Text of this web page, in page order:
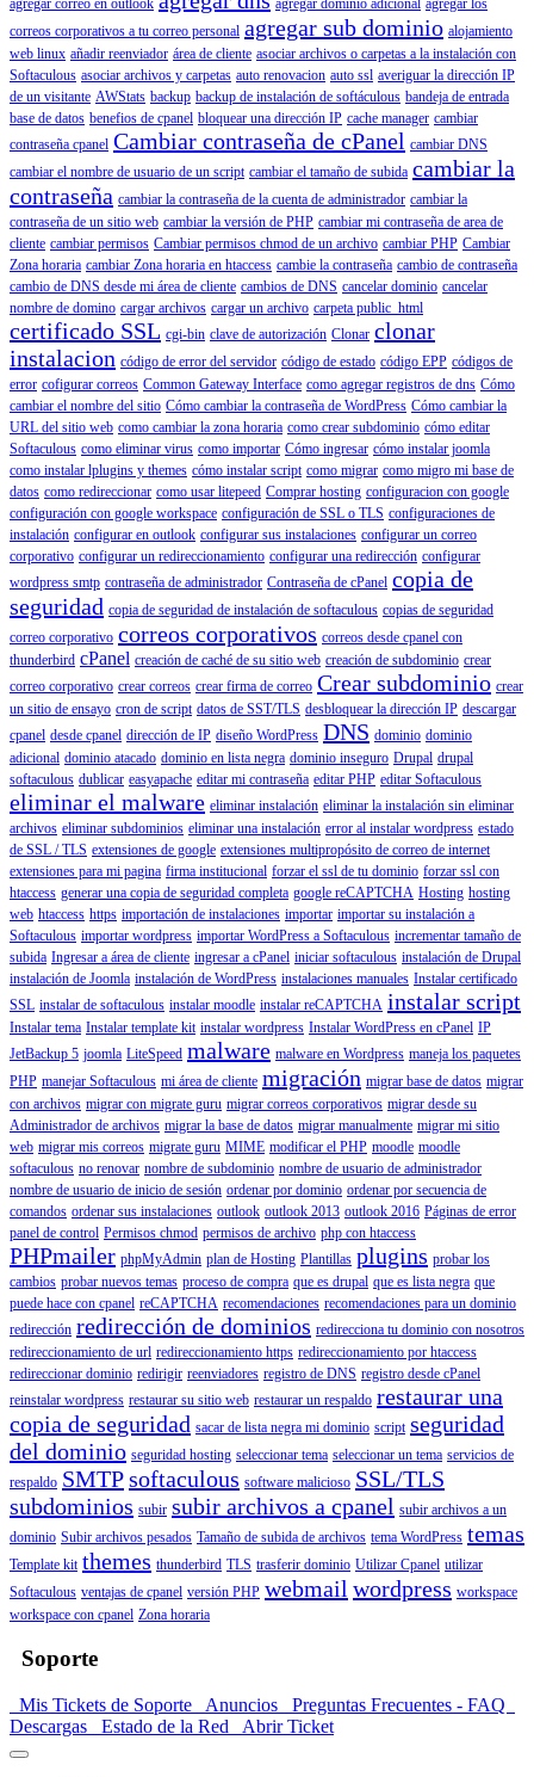
correos corporativos a tu correo personal agregar sub dominio alojamiento
web linux añadir reenviador área de cliente asociar archivos o carpetas a la instalación con
Softaculous asociar archivos y carpetas auto renovacion auto ssl averiguar la dirección IP
de un visitante AWStats backup backup de instalación de softáculous bandeja de entrada
base de datos benefios de cpanel bloquear una dirección IP cache manager cambiar
contraseña cpanel Cambiar contraseña de cPanel cambiar DNS
cambiar el nombre de usuario de un script cambiar el tamaño de subida cambiar la
contraseña cambiar la contraseña de la cuenta de administrador cambiar la
contraseña de un sitio web cambiar la versión de PHP cambiar mi contraseña de area de
cliente cambiar permisos Cambiar permisos chmod de un archivo cambiar PHP Cambiar
Zona horaria cambiar Zona horaria en htaccess cambie la contraseña cambio de contraseña
cambio de DNS desde mi área de cliente cambios de DNS cancelar dominio cancelar
nombre de domino cargar archivos cargar un archivo carpeta public_html
certificado SSL cgi-bin clave de autorización Clonar clonar
instalacion código de error del servidor código de estado código EPP códigos de
error cofigurar correos Common Gateway Interface como agregar registros de dns Cómo
cambiar el nombre del sitio Cómo cambiar la contraseña de WordPress Cómo cambiar la
URL del sitio web como cambiar la zona horaria como crear subdominio cómo editar
Softaculous como eliminar virus como importar Cómo ingresar cómo instalar joomla
como instalar lplugins y themes cómo instalar script como migrar como migro mi base de
datos como redireccionar como usar litepeed Comprar hosting configuracion con google
configuración con google workspace configuración de SSL o TLS configuraciones de
instalación configurar en outlook configurar sus instalaciones configurar un correo
corporativo configurar un redireccionamiento configurar una redirección configurar
wordpress smtp contraseña de administrador Contraseña de cPanel copia de
seguridad copia de seguridad de instalación de softaculous copias de seguridad
correo corporativo correos corporativos correos desde cpanel con
thunderbird cPanel creación de caché de su sitio web creación de subdominio crear
correo corporativo crear correos crear firma de correo Crear subdominio crear
un sitio de ensayo cron de script datos de SST/TLS desbloquear la dirección IP descargar
cpanel desde cpanel dirección de IP diseño WordPress DNS dominio dominio
adicional dominio atacado dominio en lista negra dominio inseguro Drupal drupal
softaculous dublicar easyapache editar mi contraseña editar PHP editar Softaculous
eliminar el malware eliminar instalación eliminar la instalación sin eliminar
archivos eliminar subdominios eliminar una instalación error al instalar wordpress estado
de SSL / TLS extensiones de google extensiones multipropósito de correo de internet
extensiones para mi pagina firma institucional forzar el ssl de tu dominio forzar ssl con
htaccess generar una copia de seguridad completa google reCAPTCHA Hosting hosting
web htaccess https importación de instalaciones importar importar su instalación a
Softaculous importar wordpress importar WordPress a Softaculous incrementar tamaño de
subida Ingresar a área de cliente ingresar a cPanel iniciar softaculous instalación de Drupal
instalación de Joomla instalación de WordPress instalaciones manuales Instalar certificado
SSL instalar de softaculous instalar moodle instalar reCAPTCHA instalar script
Instalar tema Instalar template kit instalar wordpress Instalar WordPress en cPanel IP
JetBackup 5 joomla LiteSpeed malware malware en Wordpress maneja los paquetes
PHP manejar Softaculous mi área de cliente migración migrar base de datos migrar
con archivos migrar con migrate guru migrar correos corporativos migrar desde su
Administrador de archivos migrar la base de datos migrar manualmente migrar mi sitio
web migrar mis correos migrate guru MIME modificar el PHP moodle moodle
softaculous no renovar nombre de subdominio nombre de usuario de administrador
nombre de usuario de inicio de sesión ordenar por dominio ordenar por secuencia de
comandos ordenar sus instalaciones outlook outlook 2013 outlook 2016 Páginas de error
panel de control Permisos chmod permisos de archivo php con htaccess
PHPmailer phpMyAdmin plan de Hosting Plantillas plugins probar los
cambios probar nuevos temas proceso de compra que es drupal que es lista negra que
puede hace con cpanel reCAPTCHA recomendaciones recomendaciones para un dominio
redirección redirección de dominios redirecciona tu dominio con nosotros
redireccionamiento de url redireccionamiento https redireccionamiento por htaccess
redireccionar dominio redirigir reenviadores registro de DNS registro desde cPanel
reinstalar wordpress restaurar su sitio web restaurar un respaldo restaurar una
copia de seguridad sacar de lista negra mi dominio script seguridad
del dominio seguridad hosting seleccionar tema seleccionar un tema servicios de
respaldo SMTPsoftaculous software malicioso SSL/TLS
subdominios subir subir archivos a cpanel subir archivos a un
dominio Subir archivos pesados Tamaño de subida de archivos tema WordPress temas
Template kit themes thunderbird TLS trasferir dominio Utilizar Cpanel utilizar
Softaculous ventajas de cpanel versión PHP webmail wordpress workspace
workspace con cpanel Zona horaria
Soporte
Mis Tickets de Soporte Anuncios
Preguntas Frecuentes - FAQ
Descargas
Estado de la Red Abrir Ticket